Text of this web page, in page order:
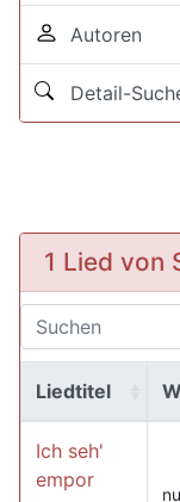
Autoren
Detail-
1 Lied von
Liedtitel
Ich seh'
empor